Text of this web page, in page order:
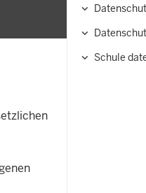
Schule